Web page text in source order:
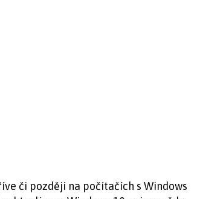
či později na počítačích s Windows